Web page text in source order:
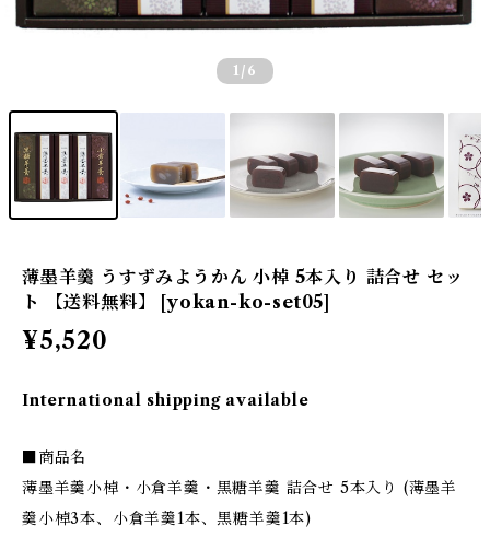
1 /6
薄墨羊羹 うすずみようかん 小棹 5本入り 詰合せ セッ
ト 【送料無料】 [yokan-ko-set05]
¥5,520
International shipping available
■商品名
薄墨羊羹小棹・小倉羊羹・黒糖羊羹 詰合せ 5本入り (薄墨羊
羹小棹3本、小倉羊羹1本、黒糖羊羹1本)